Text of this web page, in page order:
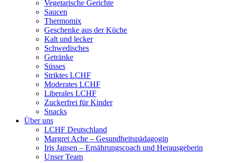
Vegetarische Gerichte
Saucen
Thermomix
Geschenke aus der Küche
Kalt und lecker
Schwedisches
Getränke
Süsses
Striktes LCHF
Moderates LCHF
Liberales LCHF
Zuckerfrei für Kinder
Snacks
Über uns
LCHF Deutschland
Margret Ache – Gesundheitspädagogin
Iris Jansen – Ernährungscoach und Herausgeberin
Unser Team